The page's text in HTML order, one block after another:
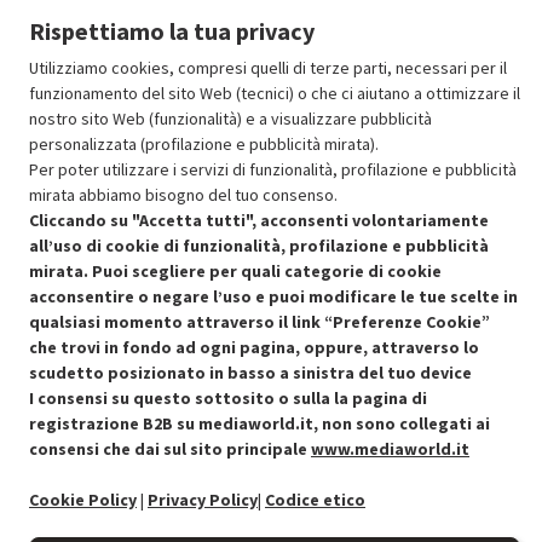
Aggiungi al carrello
SCONTO RICONDIZIONATI
Approfitta dello sconto del 30% sul prodotto ricondizionato.
Condizioni generali di vendita
Cookie Policy
Preferenze cookie
Informativa privacy
Recedere dal contratto qui
Rispettiamo la tua privacy
Utilizziamo cookies, compresi quelli di terze parti, necessari per il
funzionamento del sito Web (tecnici) o che ci aiutano a ottimizzare il
nostro sito Web (funzionalità) e a visualizzare pubblicità
personalizzata (profilazione e pubblicità mirata).
Per poter utilizzare i servizi di funzionalità, profilazione e pubblicità
mirata abbiamo bisogno del tuo consenso.
Cliccando su "Accetta tutti", acconsenti volontariamente
all’uso di cookie di funzionalità, profilazione e pubblicità
mirata. Puoi scegliere per quali categorie di cookie
acconsentire o negare l’uso e puoi modificare le tue scelte in
qualsiasi momento attraverso il link “Preferenze Cookie”
che trovi in fondo ad ogni pagina, oppure, attraverso lo
scudetto posizionato in basso a sinistra del tuo device
I consensi su questo sottosito o sulla la pagina di
registrazione B2B su mediaworld.it, non sono collegati ai
consensi che dai sul sito principale www.mediaworld.it
Cookie Policy| Privacy Policy| Codice etico